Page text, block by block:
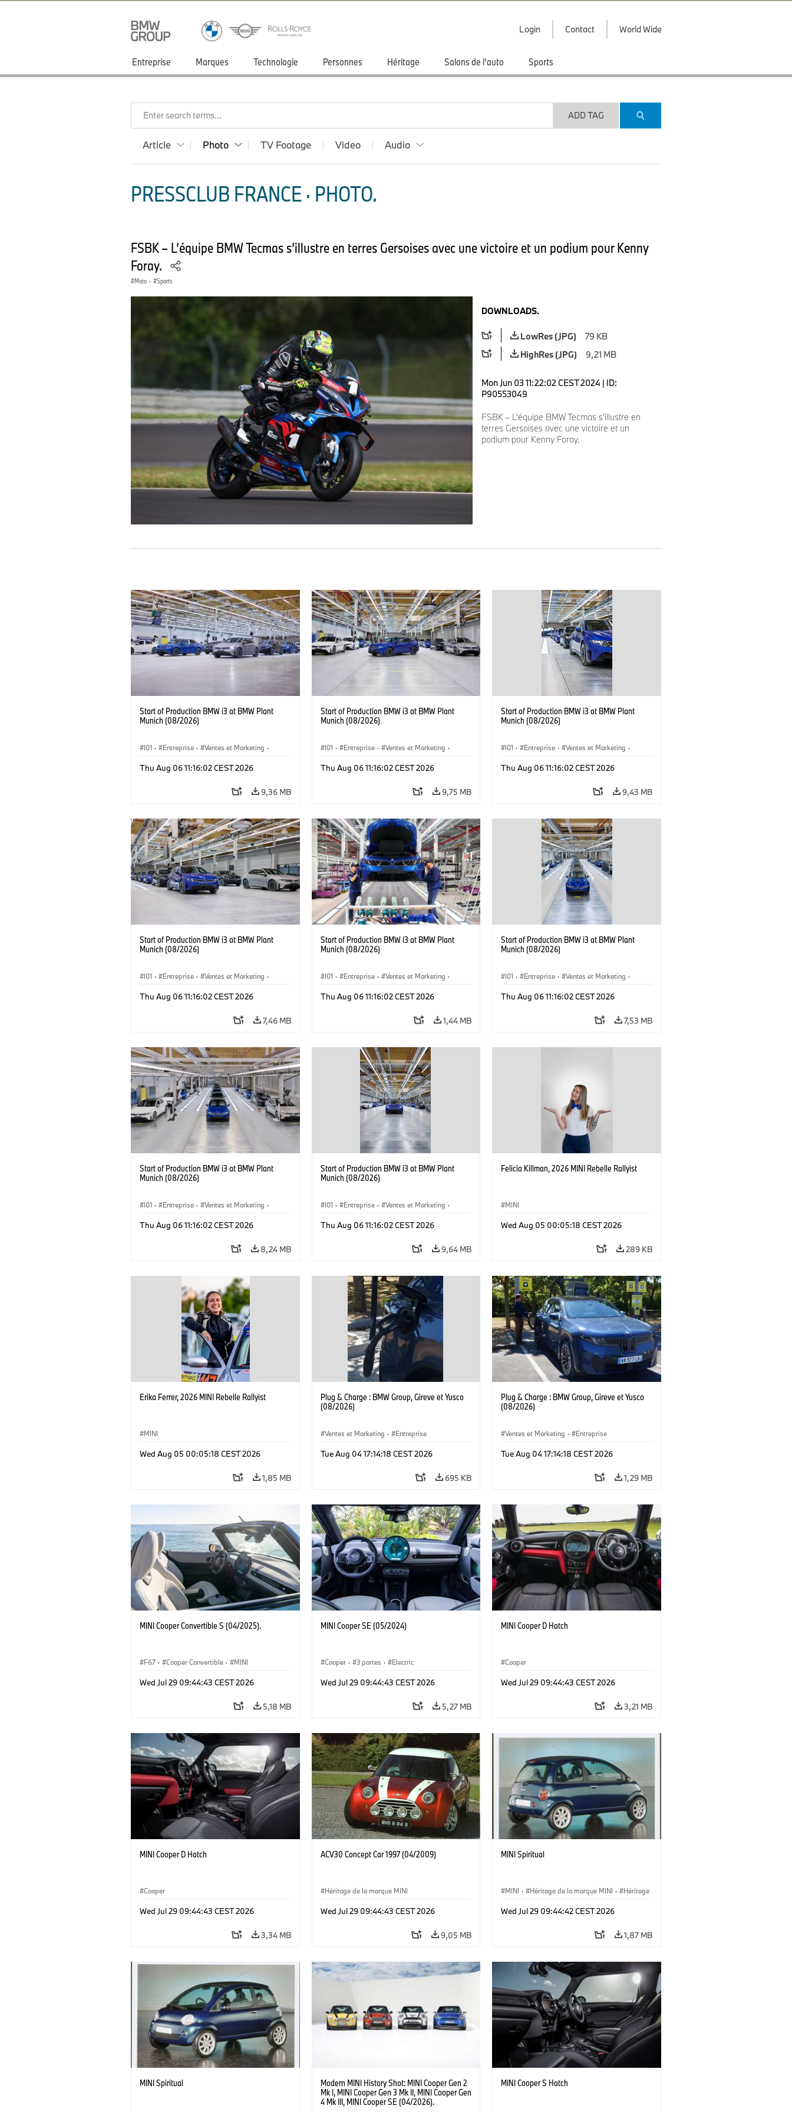
Login Contact World Wide
Entreprise Marques Technologie Personnes Héritage Salons de l'auto Sports
Enter search terms... ADD TAG
Article Photo TV Footage Video Audio
PRESSCLUB FRANCE · PHOTO.
FSBK – L’équipe BMW Tecmas s’illustre en terres Gersoises avec une victoire et un podium pour Kenny
Foray.
Moto · Sports
DOWNLOADS.
LowRes (JPG)
79 KB
HighRes (JPG)
9,21 MB
Mon Jun 03 11:22:02 CEST 2024 | ID:
P90553049
FSBK – L’équipe BMW Tecmas s’illustre en
terres Gersoises avec une victoire et un
podium pour Kenny Foray.
Start of Production BMW i3 at BMW Plant
Munich (08/2026)
I01 · Entreprise · Ventes et Marketing ·
Thu Aug 06 11:16:02 CEST 2026
9,36 MB
Start of Production BMW i3 at BMW Plant
Munich (08/2026)
I01 · Entreprise · Ventes et Marketing ·
Thu Aug 06 11:16:02 CEST 2026
9,75 MB
Start of Production BMW i3 at BMW Plant
Munich (08/2026)
I01 · Entreprise · Ventes et Marketing ·
Thu Aug 06 11:16:02 CEST 2026
9,43 MB
Start of Production BMW i3 at BMW Plant
Munich (08/2026)
I01 · Entreprise · Ventes et Marketing ·
Thu Aug 06 11:16:02 CEST 2026
7,46 MB
Start of Production BMW i3 at BMW Plant
Munich (08/2026)
I01 · Entreprise · Ventes et Marketing ·
Thu Aug 06 11:16:02 CEST 2026
1,44 MB
Start of Production BMW i3 at BMW Plant
Munich (08/2026)
I01 · Entreprise · Ventes et Marketing ·
Thu Aug 06 11:16:02 CEST 2026
7,53 MB
Start of Production BMW i3 at BMW Plant
Munich (08/2026)
I01 · Entreprise · Ventes et Marketing ·
Thu Aug 06 11:16:02 CEST 2026
8,24 MB
Start of Production BMW i3 at BMW Plant
Munich (08/2026)
I01 · Entreprise · Ventes et Marketing ·
Thu Aug 06 11:16:02 CEST 2026
9,64 MB
Felicia Killman, 2026 MINI Rebelle Rallyist
MINI
Wed Aug 05 00:05:18 CEST 2026
289 KB
Erika Ferrer, 2026 MINI Rebelle Rallyist
MINI
Wed Aug 05 00:05:18 CEST 2026
1,85 MB
Plug & Charge : BMW Group, Gireve et Yusco
(08/2026)
Ventes et Marketing · Entreprise
Tue Aug 04 17:14:18 CEST 2026
695 KB
Plug & Charge : BMW Group, Gireve et Yusco
(08/2026)
Ventes et Marketing · Entreprise
Tue Aug 04 17:14:18 CEST 2026
1,29 MB
MINI Cooper Convertible S (04/2025).
F67 · Cooper Convertible · MINI
Wed Jul 29 09:44:43 CEST 2026
5,18 MB
MINI Cooper SE (05/2024)
Cooper · 3 portes · Electric
Wed Jul 29 09:44:43 CEST 2026
5,27 MB
MINI Cooper D Hatch
Cooper
Wed Jul 29 09:44:43 CEST 2026
3,21 MB
MINI Cooper D Hatch
Cooper
Wed Jul 29 09:44:43 CEST 2026
3,34 MB
ACV30 Concept Car 1997 (04/2009)
Héritage de la marque MINI
Wed Jul 29 09:44:43 CEST 2026
9,05 MB
MINI Spiritual
MINI · Héritage de la marque MINI ·
Héritage
Wed Jul 29 09:44:42 CEST 2026
1,87 MB
MINI Spiritual
Modern MINI History Shot: MINI Cooper Gen 2
Mk I, MINI Cooper Gen 3 Mk II, MINI Cooper Gen
4 Mk III, MINI Cooper SE (04/2026).
MINI Cooper S Hatch